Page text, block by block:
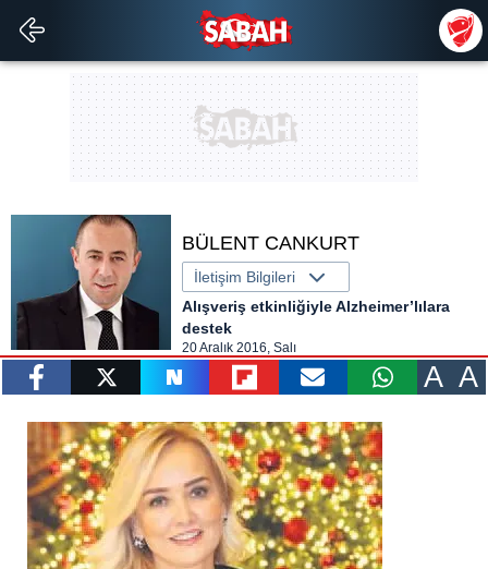
BÜLENT CANKURT
İletişim Bilgileri
Alışveriş etkinliğiyle Alzheimer’lılara
destek
20 Aralık 2016, Salı
gönder
A A